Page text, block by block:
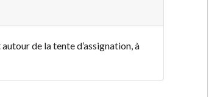
de la tente d’assignation, à